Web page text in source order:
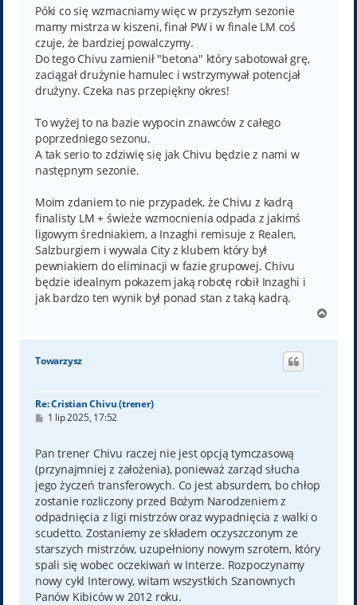
t
Póki co się wzmacniamy więc w przyszłym sezonie
mamy mistrza w kiszeni, finał PW i w finale LM coś
czuje, że bardziej powalczymy.
Do tego Chivu zamienił "betona" który sabotował grę,
zaciągał drużynie hamulec i wstrzymywał potencjał
drużyny. Czeka nas przepiękny okres!
To wyżej to na bazie wypocin znawców z całego
poprzedniego sezonu.
A tak serio to zdziwię się jak Chivu będzie z nami w
następnym sezonie.
Moim zdaniem to nie przypadek, że Chivu z kadrą
finalisty LM + świeże wzmocnienia odpada z jakimś
ligowym średniakiem, a Inzaghi remisuje z Realen,
Salzburgiem i wywala City z klubem który był
pewniakiem do eliminacji w fazie grupowej. Chivu
będzie idealnym pokazem jaką robotę robił Inzaghi i
jak bardzo ten wynik był ponad stan z taką kadrą.
g
Towarzysz
Re: Cristian Chivu (trener)
P
t
1 lip 2025, 17:52
Pan trener Chivu raczej nie jest opcją tymczasową
(przynajmniej z założenia), ponieważ zarząd słucha
jego życzeń transferowych. Co jest absurdem, bo chłop
zostanie rozliczony przed Bożym Narodzeniem z
odpadnięcia z ligi mistrzów oraz wypadnięcia z walki o
scudetto. Zostaniemy ze składem oczyszczonym ze
starszych mistrzów, uzupełniony nowym szrotem, który
spali się wobec oczekiwań w Interze. Rozpoczynamy
nowy cykl Interowy, witam wszystkich Szanownych
Panów Kibiców w 2012 roku.